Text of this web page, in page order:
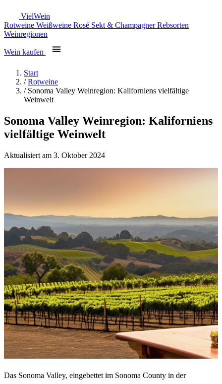
VielWein
Rotweine Weißweine Rosé Sekt & ChampagnerRebsorten
Weinregionen
Wein kaufen
Start
/ Rotweine
/ Sonoma Valley Weinregion: Kaliforniens vielfältige
Weinwelt
Sonoma Valley Weinregion: Kaliforniens
vielfältige Weinwelt
Aktualisiert am 3. Oktober 2024
Das Sonoma Valley, eingebettet im Sonoma County in der